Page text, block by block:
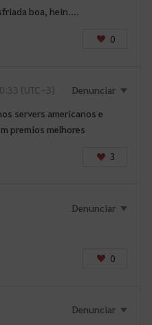
boa, hein....
0
(UTC-3)
Denunciar
servers americanos e
premios melhores
3
Denunciar
0
Denunciar